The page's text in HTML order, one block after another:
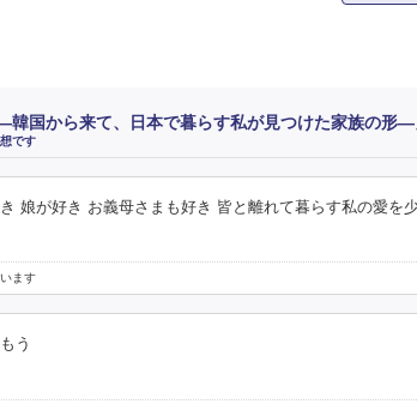
韓国から来て、日本で暮らす私が見つけた家族の形
です
娘が好き お義母さまも好き 皆と離れて暮らす私の愛を
ます
う